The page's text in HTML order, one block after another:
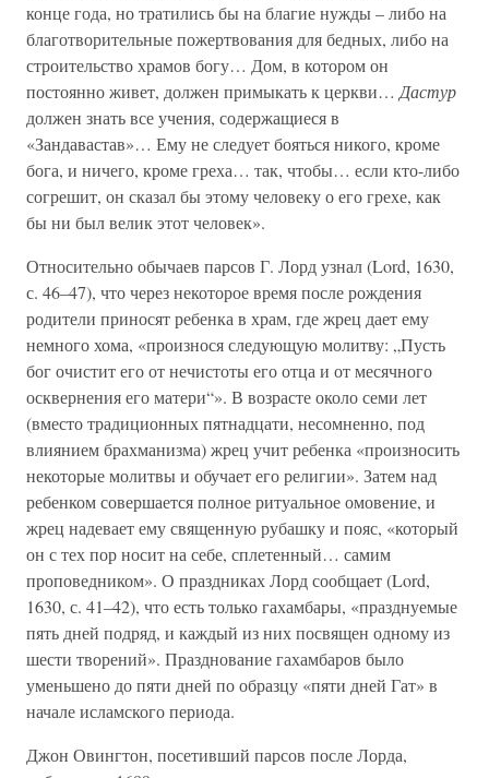
конце года, но тратились бы на благие нужды – либо на
благотворительные пожертвования для бедных, либо на
строительство храмов богу… Дом, в котором он
постоянно живет, должен примыкать к церкви… Дастур
должен знать все учения, содержащиеся в
«Зандавастав»… Ему не следует бояться никого, кроме
бога, и ничего, кроме греха… так, чтобы… если кто-либо
согрешит, он сказал бы этому человеку о его грехе, как
бы ни был велик этот человек».
Относительно обычаев парсов Г. Лорд узнал (Lord, 1630,
с. 46–47), что через некоторое время после рождения
родители приносят ребенка в храм, где жрец дает ему
немного хома, «произнося следующую молитву: „Пусть
бог очистит его от нечистоты его отца и от месячного
осквернения его матери“». В возрасте около семи лет
(вместо традиционных пятнадцати, несомненно, под
влиянием брахманизма) жрец учит ребенка «произносить
некоторые молитвы и обучает его религии». Затем над
ребенком совершается полное ритуальное омовение, и
жрец надевает ему священную рубашку и пояс, «который
он с тех пор носит на себе, сплетенный… самим
проповедником». О праздниках Лорд сообщает (Lord,
1630, с. 41–42), что есть только гахамбары, «празднуемые
пять дней подряд, и каждый из них посвящен одному из
шести творений». Празднование гахамбаров было
уменьшено до пяти дней по образцу «пяти дней Гат» в
начале исламского периода.
Джон Овингтон, посетивший парсов после Лорда,